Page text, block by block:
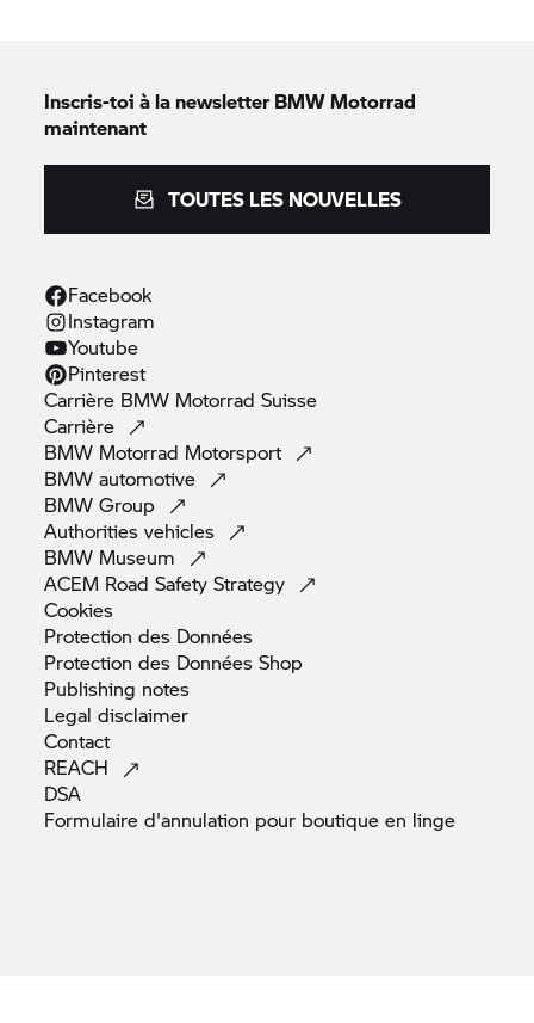
Inscris-toi à la newsletterBMW Motorrad
maintenant
TOUTES LES NOUVELLES
Facebook
Instagram
Youtube
Pinterest
Carrière BMW Motorrad Suisse
Carrière
BMW Motorrad Motorsport
BMWautomotive
BMWGroup
Authoritiesvehicles
BMW Museum
ACEM Road SafetyStrategy
Cookies
Protection des Données
Protection des DonnéesShop
Publishing notes
Legaldisclaimer
Contact
REACH
DSA
Formulaire d'annulation pour boutique en linge